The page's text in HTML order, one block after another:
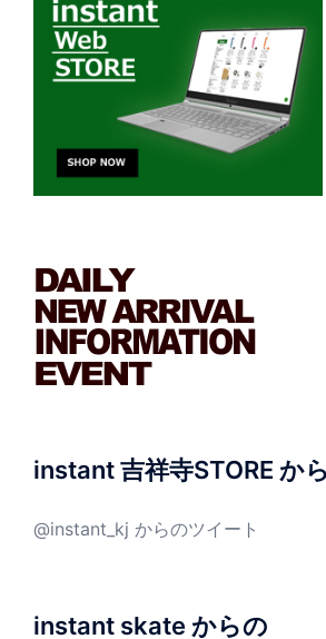
instant 吉祥寺STORE か
@instant_kj からのツイート
instant skate からの